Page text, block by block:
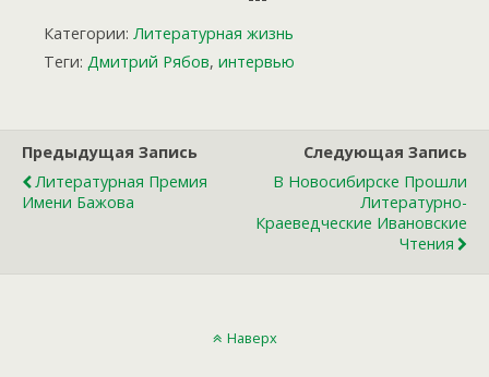
Категории: Литературная жизнь
Теги: Дмитрий Рябов, интервью
Предыдущая Запись
Литературная Премия
Имени Бажова
Следующая Запись
В Новосибирске Прошли
Литературно-
Краеведческие Ивановские
Чтения
Наверх